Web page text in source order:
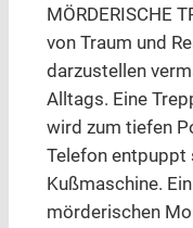
MÖRDERISCHE
von Traum und
darzustellen
Alltags. Eine
wird zum tiefen
Telefon entpuppt
Kußmaschine.
mörderischen